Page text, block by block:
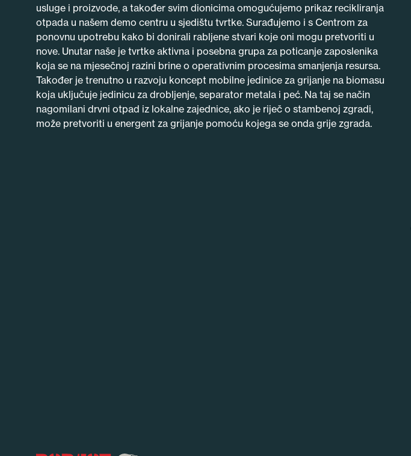
usluge i proizvode, a također svim dionicima omogućujemo prikaz recikliranja
otpada u našem demo centru u sjedištu tvrtke. Surađujemo i s Centrom za
ponovnu upotrebu kako bi donirali rabljene stvari koje oni mogu pretvoriti u
nove. Unutar naše je tvrtke aktivna i posebna grupa za poticanje zaposlenika
koja se na mjesečnoj razini brine o operativnim procesima smanjenja resursa.
Također je trenutno u razvoju koncept mobilne jedinice za grijanje na biomasu
koja uključuje jedinicu za drobljenje, separator metala i peć. Na taj se način
nagomilani drvni otpad iz lokalne zajednice, ako je riječ o stambenoj zgradi,
može pretvoriti u energent za grijanje pomoću kojega se onda grije zgrada.